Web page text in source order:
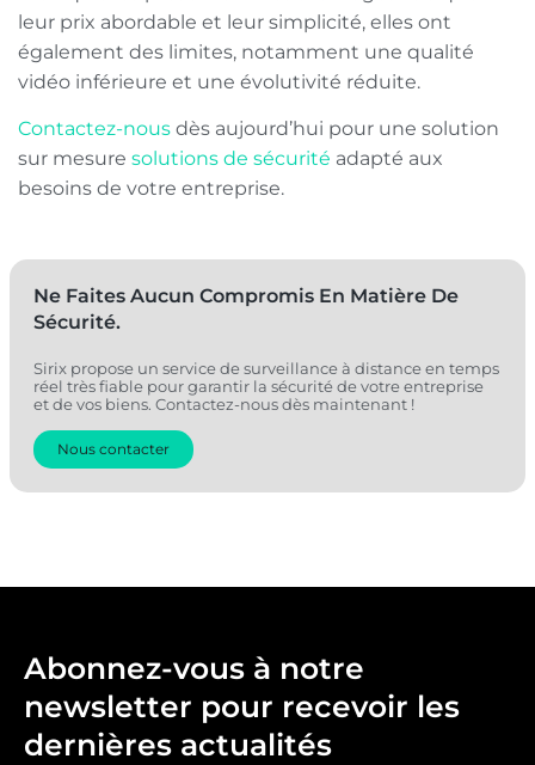
leur prix abordable et leur simplicité, elles ont
également des limites, notamment une qualité
vidéo inférieure et une évolutivité réduite.
Contactez-nous dès aujourd’hui pour une solution
sur mesure solutions de sécurité adapté aux
besoins de votre entreprise.
Ne Faites Aucun Compromis En Matière De
Sécurité.
Sirix propose un service de surveillance à distance en temps
réel très fiable pour garantir la sécurité de votre entreprise
et de vos biens. Contactez-nous dès maintenant !
Nous contacter
Abonnez-vous à notre
newsletter pour recevoir les
dernières actualités